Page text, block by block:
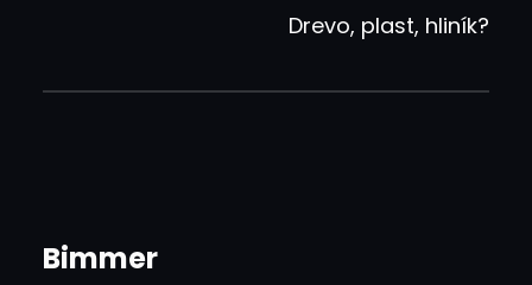
Drevo, plast, hliník?
Bimmer